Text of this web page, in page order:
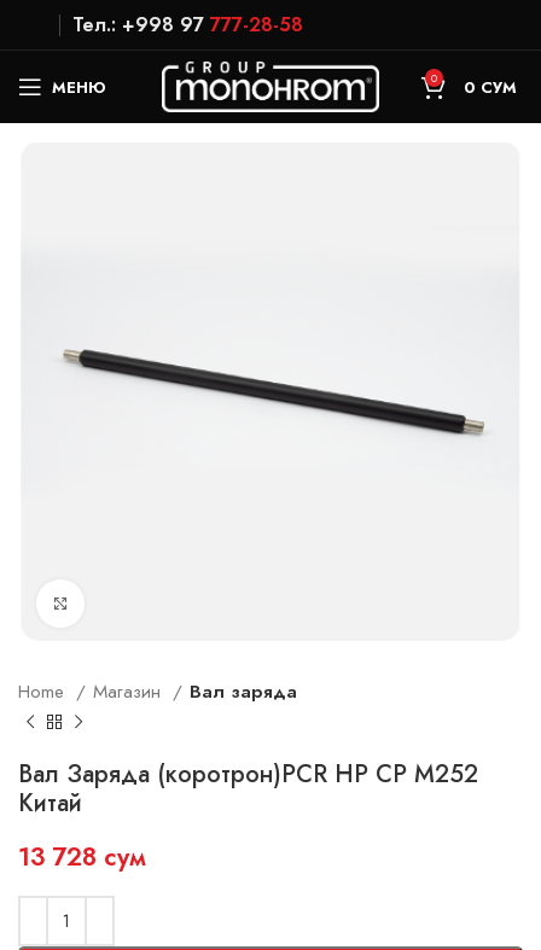
Тел.: +998 97 777-28-58
МЕНЮ 0 0 СУМ
Home Магазин Вал заряда
Вал Заряда (коротрон)PCR HP CP M252
Китай
13 728 сум